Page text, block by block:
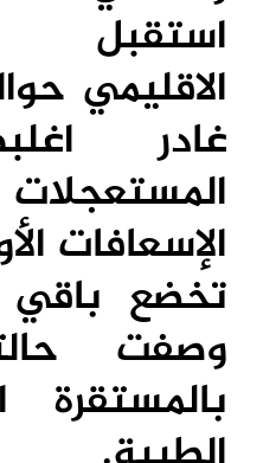
استقبل
غادر
الإسعافات
تخضع باقي
وصفت
بالمستقرة